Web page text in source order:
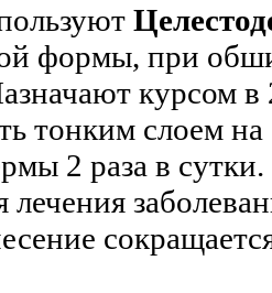
формы, при
курсом в
тонким слоем на
2 раза в